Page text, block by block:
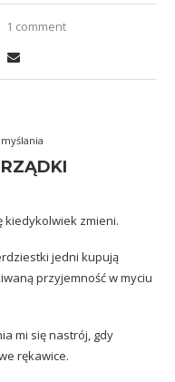
1 comment
kiedykolwiek zmieni.
jedni kupują
przyjemność w myciu
mi się nastrój, gdy
rękawice.